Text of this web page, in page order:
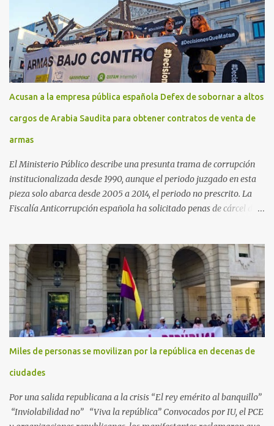
Acusan a la empresa pública española Defex de sobornar a altos
cargos de Arabia Saudita para obtener contratos de venta de
armas
El Ministerio Público describe una presunta trama de corrupción
institucionalizada desde 1990, aunque el periodo juzgado en esta
pieza solo abarca desde 2005 a 2014, el periodo no prescrito. La
Fiscalía Anticorrupción española ha solicitado penas de cárcel de
Arabia Saudita a través de la empresa pública española Defex,
disuelta. El fiscal Conrado Saiz describe en su escrito de
conclusiones cómo la empresa pública Defex pagó comisiones
ilegales a diversas autoridades del régimen árabe entre 2005 y
2014, para obtener a cambio la materialización de los contratos. El
Ministerio Público lleva a cabo esta acusación en una de las piezas
separadas del llamado 'caso Defex', que investiga once ventas
ejecutadas en este periodo, y atribuye a José Ignacio Encinas
Charro, presidente de la compañía pública hasta 2013, los
Miles de personas se movilizan por la república en decenas de
ciudades
Por una salida republicana a la crisis “El rey emérito al banquillo”
“Inviolabilidad no” “Viva la república” Convocados por IU, el PCE